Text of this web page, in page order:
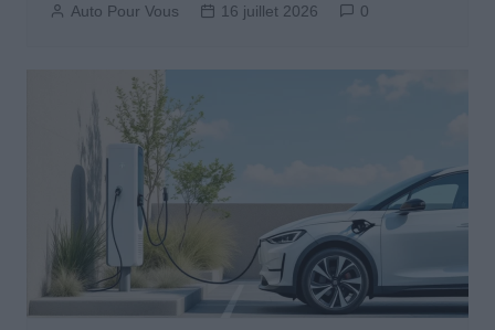
Auto Pour Vous 16 juillet 2026 0